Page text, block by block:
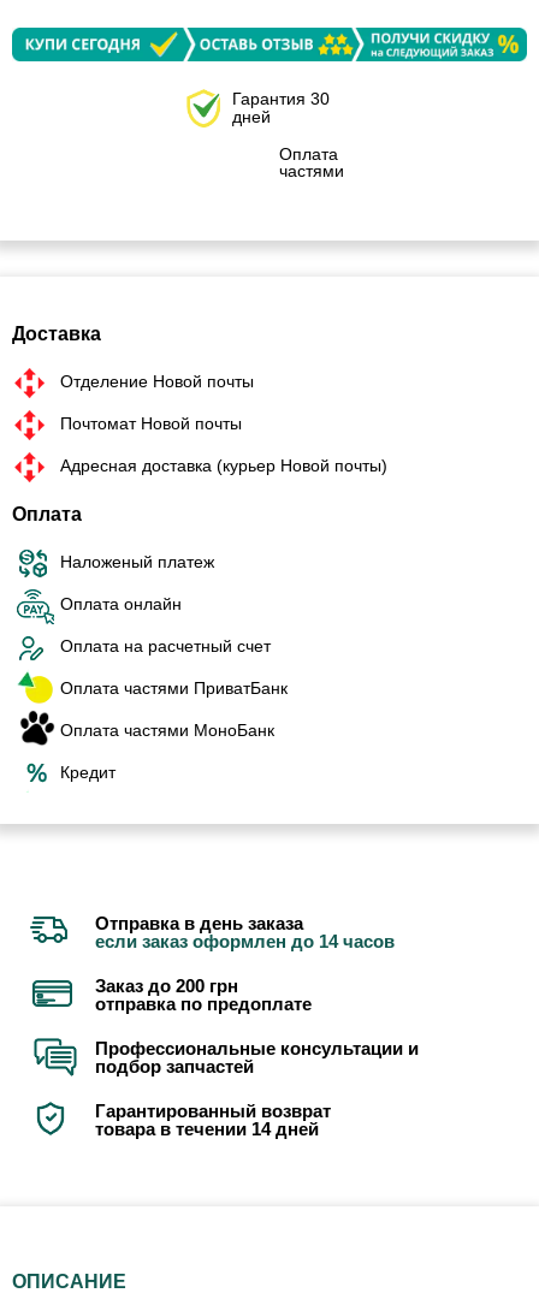
Гарантия 30
дней
Оплата
частями
Доставка
Отделение Новой почты
Почтомат Новой почты
Адресная доставка (курьер Новой почты)
Оплата
Наложеный платеж
Оплата онлайн
Оплата на расчетный счет
Оплата частями ПриватБанк
Оплата частями МоноБанк
Кредит
Отправка в день заказа
если заказ оформлен до 14 часов
Заказ до 200 грн
отправка по предоплате
Профессиональные консультации и
подбор запчастей
Гарантированный возврат
товара в течении 14 дней
ОПИСАНИЕ